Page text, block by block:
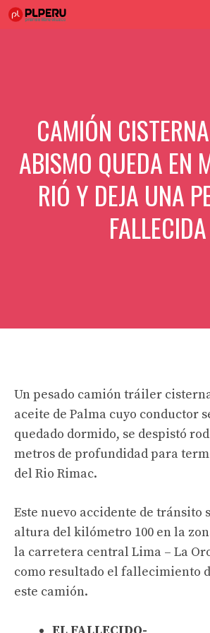
Saltar
CAMIÓN
ABISMO QUEDA EN
RIÓ Y DEJA UNA
FALLECIDA
Un pesado camión tráiler
aceite de Palma cuyo conductor
quedado dormido, se despistó
metros de profundidad para
del Rio Rimac.
Este nuevo accidente de tránsito
altura del kilómetro 100 en la
la carretera central Lima – La
como resultado el fallecimiento
este camión.